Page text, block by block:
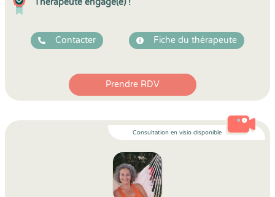
Thérapeute engagé(e) !
Contacter Fiche du thérapeute
Prendre RDV
Consultation en visio disponible